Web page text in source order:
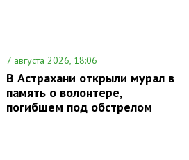
7 августа 2026, 18:06
В Астрахани открыли мурал в
память о волонтере,
погибшем под обстрелом